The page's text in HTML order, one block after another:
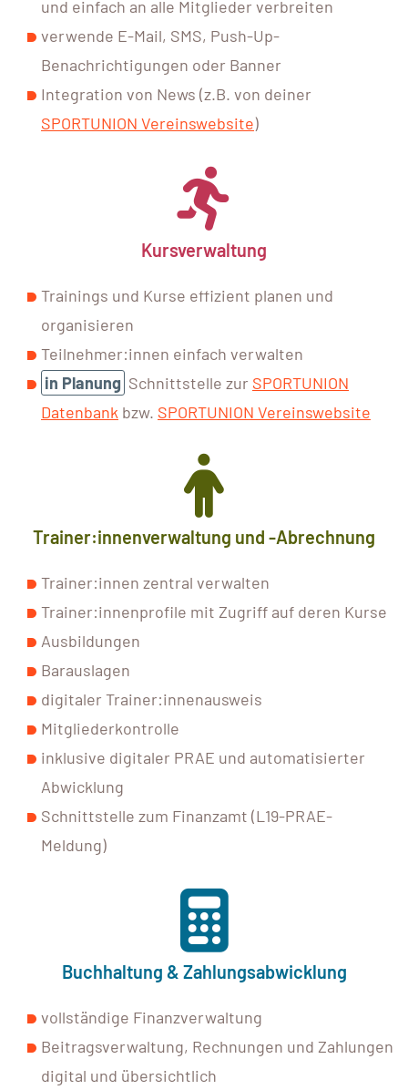
und einfach an alle Mitglieder verbreiten
verwende E-Mail, SMS, Push-Up-
Benachrichtigungen oder Banner
Integration von News (z.B. von deiner
SPORTUNION Vereinswebsite)
Kursverwaltung
Trainings und Kurse effizient planen und
organisieren
Teilnehmer:innen einfach verwalten
in Planung Schnittstelle zur SPORTUNION
Datenbank bzw. SPORTUNION Vereinswebsite
Trainer:innenverwaltung und -Abrechnung
Trainer:innen zentral verwalten
Trainer:innenprofile mit Zugriff auf deren Kurse
Ausbildungen
Barauslagen
digitaler Trainer:innenausweis
Mitgliederkontrolle
inklusive digitaler PRAE und automatisierter
Abwicklung
Schnittstelle zum Finanzamt (L19-PRAE-
Meldung)
Buchhaltung & Zahlungsabwicklung
vollständige Finanzverwaltung
Beitragsverwaltung, Rechnungen und Zahlungen
digital und übersichtlich